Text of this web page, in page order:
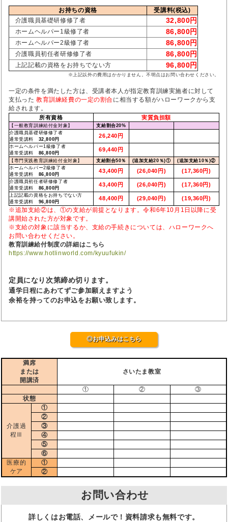
お持ちの資格
受講料(税込)
介護職員基礎研修修了者
32,800円
ホームヘルパー1級修了者 86,800円
ホームヘルパー2級修了者 86,800円
介護職員初任者研修修了者 86,800円
上記記載の資格をお持ちでない方 96,800円
※上記以外の費用はかかりません。不明点はお問い合わせください。
一定の条件を満たした方は、受講者本人が指定教育訓練実施者に対して
支払った 教育訓練経費の一定の割合に相当する額がハローワークから支
給されます。
所有資格 実質負担額
【一般教育訓練給付金対象】 支給割合20%
介護職員基礎研修修了者
通常受講料 32,800円
26,240円
ホームヘルパー1級修了者
通常受講料 86,800円
69,440円
【専門実践教育訓練給付金対象】 支給割合50％ (追加支給20％)① (追加支給10％)②
ホームヘルパー2級修了者
通常受講料 86,800円
43,400円 (26,040円) (17,360円)
介護職員初任者研修修了者
通常受講料 86,800円
43,400円 (26,040円) (17,360円)
上記記載の資格をお持ちでない方
通常受講料 96,800円
48,400円 (29,040円) (19,360円)
※追加支給②は、①の支給が前提となります。令和6年10月1日以降に受
講開始された方が対象です。
※支給の対象に該当するか、支給の手続きについては、ハローワークへ
お問い合わせください。
教育訓練給付制度の詳細はこちら
https://www.hotlinworld.com/kyuufukin/
定員になり次第締め切ります。
通学日程にあわてずご参加願えますよう
余裕を持ってのお申込をお願い致します。
◎お申込みはこちら
満席
または
開講済
さいたま教室
① ②
③
状態
介護過
程Ⅲ
①
②
③
④
⑤
⑥
医療的
ケア
①
②
お問い合わせ
詳しくはお電話、メールで！資料請求も無料です。